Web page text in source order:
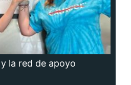
la red de apoyo